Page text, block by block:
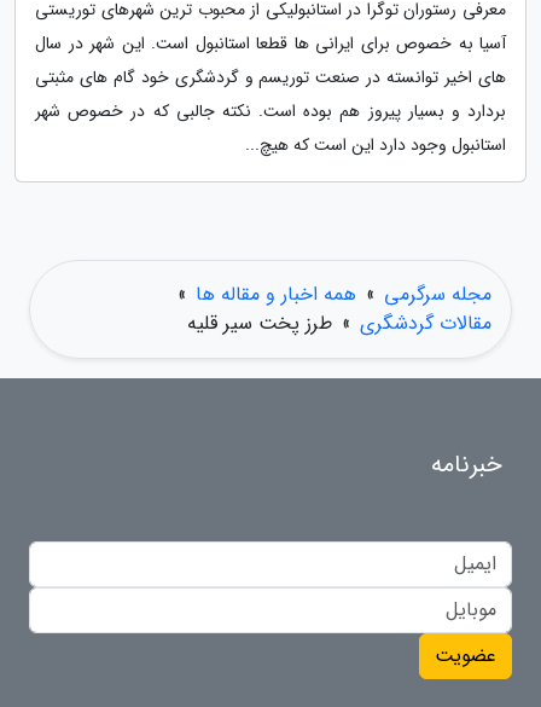
معرفی رستوران توگرا در استانبولیکی از محبوب ترین شهرهای توریستی
آسیا به خصوص برای ایرانی ها قطعا استانبول است. این شهر در سال
های اخیر توانسته در صنعت توریسم و گردشگری خود گام های مثبتی
بردارد و بسیار پیروز هم بوده است. نکته جالبی که در خصوص شهر
استانبول وجود دارد این است که هیچ...
مجله سرگرمی » همه اخبار و مقاله ها »
مقالات گردشگری » طرز پخت سیر قلیه
خبرنامه
عضویت